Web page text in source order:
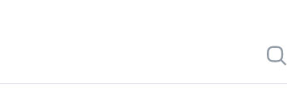
Медиа-центр
КонтактыНовости в регионе